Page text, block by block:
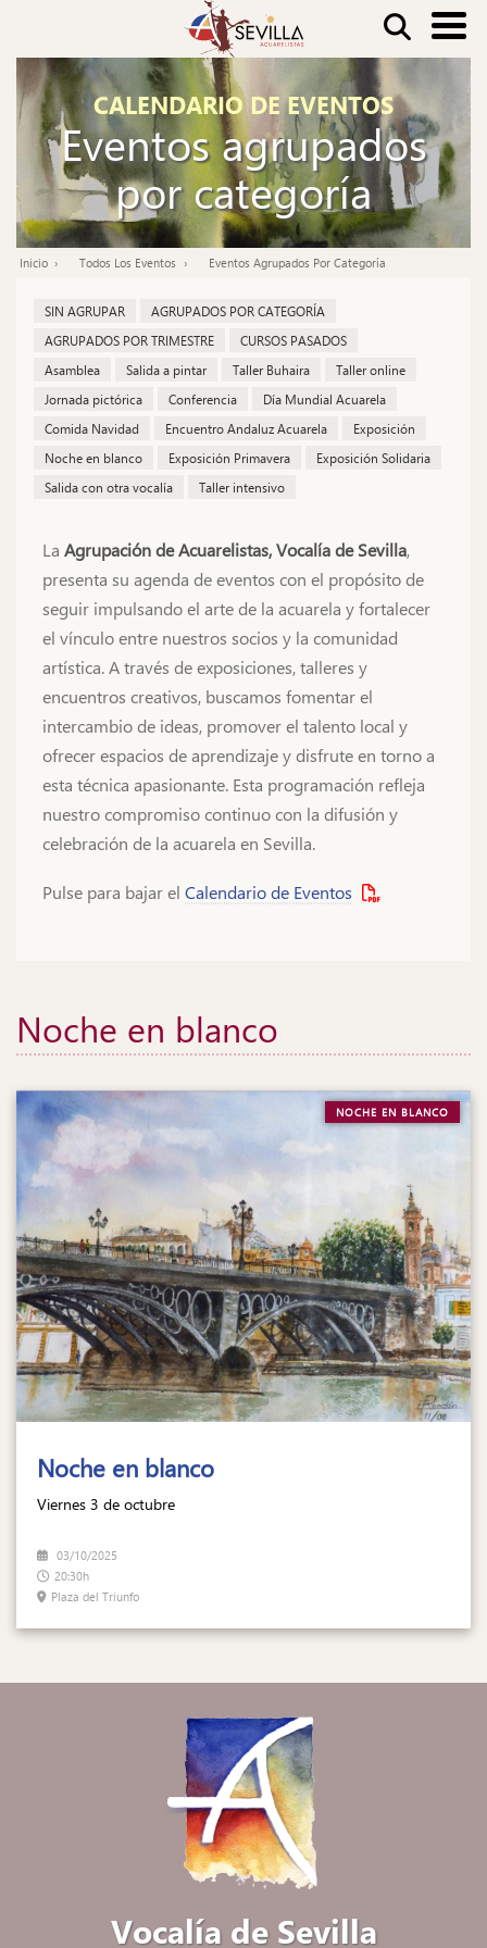
contenido
principal
Buscar
CALENDARIO DE EVENTOS
Eventos agrupados
por categoría
Ruta
navegación
Inicio Todos Los Eventos Eventos Agrupados Por Categoría
SIN AGRUPAR
AGRUPADOS POR CATEGORÍA
AGRUPADOS POR TRIMESTRE
CURSOS PASADOS
Asamblea
Salida a pintar Taller Buhaira
Taller online
Jornada pictórica
Conferencia
Día Mundial Acuarela
Comida Navidad
Encuentro Andaluz Acuarela
Exposición
Noche en blanco
Exposición Primavera
Exposición Solidaria
Salida con otra vocalía
Taller intensivo
La Agrupación de Acuarelistas, Vocalía de Sevilla,
presenta su agenda de eventos con el propósito de
seguir impulsando el arte de la acuarela y fortalecer
el vínculo entre nuestros socios y la comunidad
artística. A través de exposiciones, talleres y
encuentros creativos, buscamos fomentar el
intercambio de ideas, promover el talento local y
ofrecer espacios de aprendizaje y disfrute en torno a
esta técnica apasionante. Esta programación refleja
nuestro compromiso continuo con la difusión y
celebración de la acuarela en Sevilla.
Pulse para bajar el Calendario de Eventos
Noche en blanco
NOCHE EN BLANCO
Noche en blanco
Viernes 3 de octubre
03/10/2025
20:30h
Plaza del Triunfo
Vocalía de Sevilla